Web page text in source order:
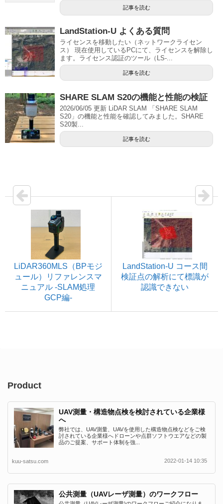
記事を読む
LandStation-U よくある質問
ライセンスを移動したい（ネットワークライセン
ス） 現在使用しているPCにて、ライセンスを解除し
ます。ライセンス認証のツール（LS-...
記事を読む
SHARE SLAM S20の機能と性能の検証
2026/06/05 更新 LiDAR SLAM 「SHARE SLAM
S20」の機能と性能を確認してみました。SHARE
S20製...
記事を読む
LiDAR360MLS（BPモジ
ュール）リファレンスマ
ニュアル -SLAM処理
GCP編-
LandStation-U コース間
検証点の解析にて標識が
認識できない
Product
UAV測量・構造物点検を検討されている企業様
へ
弊社では、UAV測量、UAVを使用した構造物点検などをご検
討されている企業様へドローンや点群ソフトウエアなどの製
品のご提案、サポート体制を強...
kuu-satsu.com 2022-01-14 10:35
公共測量（UAVレーザ測量）のワークフロー